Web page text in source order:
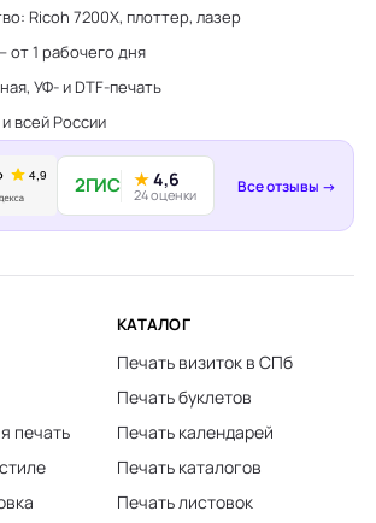
Ricoh 7200X, плоттер, лазер
от 1 рабочего дня
УФ- и DTF-печать
всей России
2ГИС ★4,6
24 оценки Все отзывы →
печать
КАТАЛОГ
Печать визиток в СПб
Печать буклетов
Печать календарей
Печать каталогов
Печать листовок